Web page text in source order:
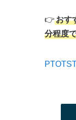
👉おす
分程度